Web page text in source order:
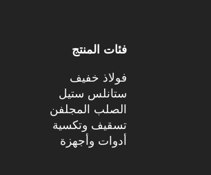
فئات المنتج
فولاذ خفيف
ستانلس ستيل
الصلب المجلفن
تسقيف وتكسية
أدوات وأجهزة